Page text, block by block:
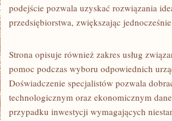
podejście pozwala uzyskać rozwiązania
przedsiębiorstwa, zwiększając
Strona opisuje również zakres usług
pomoc podczas wyboru odpowiednich
Doświadczenie specjalistów pozwala
technologicznym oraz ekonomicznym
przypadku inwestycji wymagających